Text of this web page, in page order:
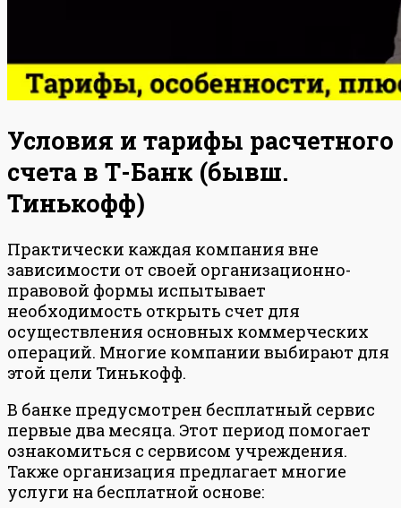
Условия и тарифы расчетного
счета в Т-Банк (бывш.
Тинькофф)
Практически каждая компания вне
зависимости от своей организационно-
правовой формы испытывает
необходимость открыть счет для
осуществления основных коммерческих
операций. Многие компании выбирают для
этой цели Тинькофф.
В банке предусмотрен бесплатный сервис
первые два месяца. Этот период помогает
ознакомиться с сервисом учреждения.
Также организация предлагает многие
услуги на бесплатной основе: